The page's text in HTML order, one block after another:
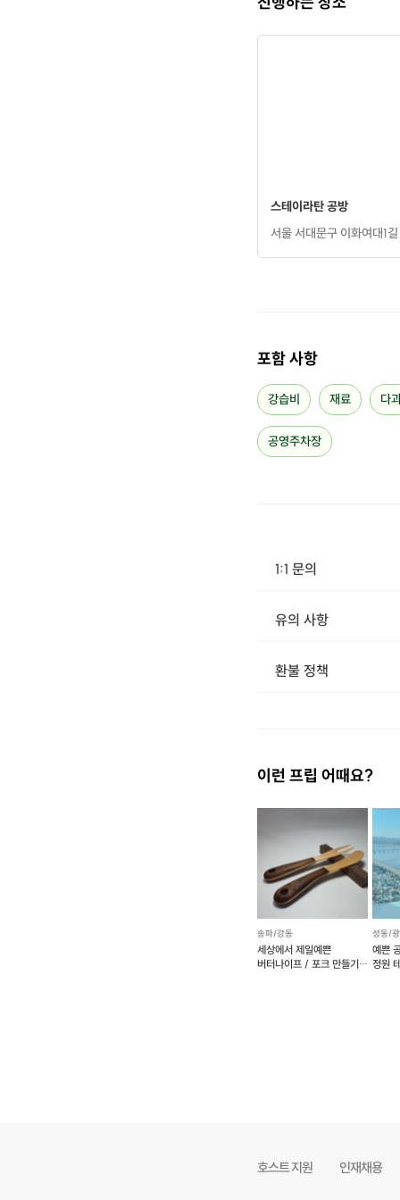
스테이라탄 공방
서울 서대문구 이화여대1
포함 사항
강습비 재료 다
공영주차장
1:1 문의
유의 사항
환불 정책
이런 프립 어때요?
송파/강동
세상에서 제일예쁜
버터나이프 / 포크 만들기
성동/
예쁜
정원
호스트 지원 인재채용